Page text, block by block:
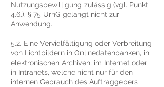
Nutzungsbewilligung zulässig (vgl. Punkt
4.6.). § 75 UrhG gelangt nicht zur
Anwendung.
5.2. Eine Vervielfältigung oder Verbreitung
von Lichtbildern in Onlinedatenbanken, in
elektronischen Archiven, im Internet oder
in Intranets, welche nicht nur für den
internen Gebrauch des Auftraggebers